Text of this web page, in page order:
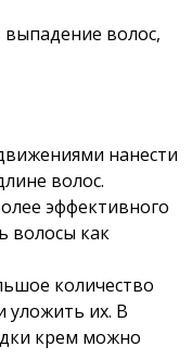
волос,
нанести
волос.
эффективного
волосы как
количество
уложить их. В
крем можно